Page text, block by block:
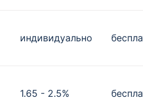
индивидуально
1.65 - 2.5%